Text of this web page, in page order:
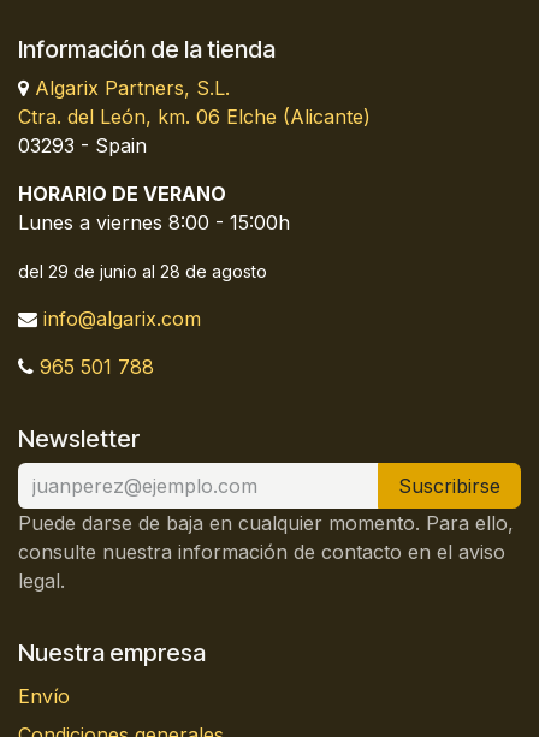
Información de la tienda
Algarix Partners, S.L.
Ctra. del León, km. 06 Elche (Alicante)
03293 - Spain
HORARIO DE VERANO
Lunes a viernes 8:00 - 15:00h
del 29 de junio al 28 de agosto
info@algarix.com
965 501 788
Newsletter
Suscribirse
Puede darse de baja en cualquier momento. Para ello,
consulte nuestra información de contacto en el aviso
legal.
Nuestra empresa
Envío